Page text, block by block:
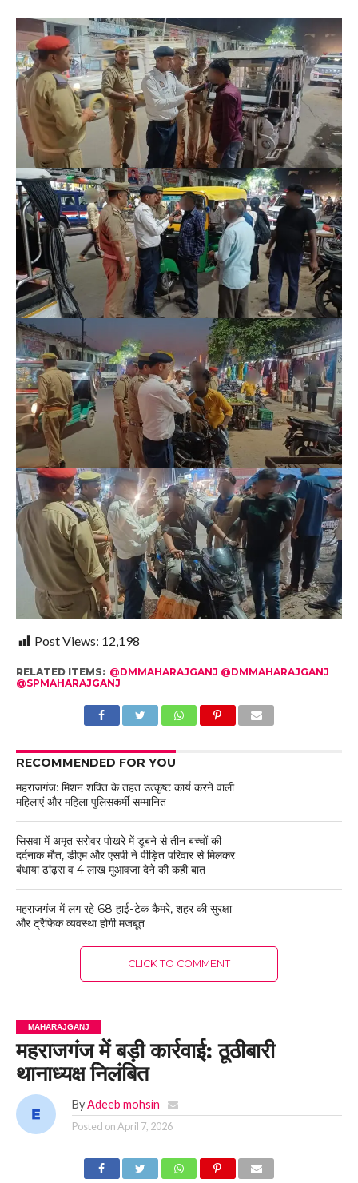
Post Views: 12,198
RELATED ITEMS: @DMMAHARAJGANJ @DMMAHARAJGANJ
@SPMAHARAJGANJ
RECOMMENDED FOR YOU
महराजगंज: मिशन शक्ति के तहत उत्कृष्ट कार्य करने वाली
महिलाएं और महिला पुलिसकर्मी सम्मानित
सिसवा में अमृत सरोवर पोखरे में डूबने से तीन बच्चों की
दर्दनाक मौत, डीएम और एसपी ने पीड़ित परिवार से मिलकर
बंधाया ढांढ़स व 4 लाख मुआवजा देने की कही बात
महराजगंज में लग रहे 68 हाई-टेक कैमरे, शहर की सुरक्षा
और ट्रैफिक व्यवस्था होगी मजबूत
CLICK TO COMMENT
MAHARAJGANJ
महराजगंज में बड़ी कार्रवाई: ठूठीबारी
थानाध्यक्ष निलंबित
By Adeeb mohsin
Posted onApril 7, 2026